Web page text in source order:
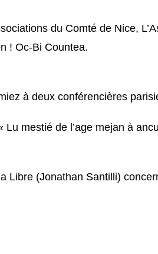
du Comté de Nice,
! Oc-Bi Countea.
à deux conférencières
mestié de l’age mejan à
Libre (Jonathan Santilli)